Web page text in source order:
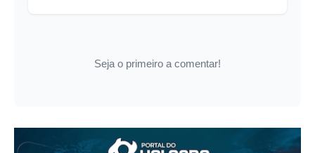
Seja o primeiro a comentar!